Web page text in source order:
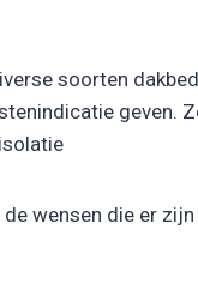
soorten
geven.
wensen die er